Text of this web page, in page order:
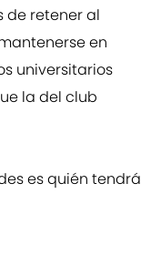
de retener al
en
universitarios
la del club
es quién tendrá